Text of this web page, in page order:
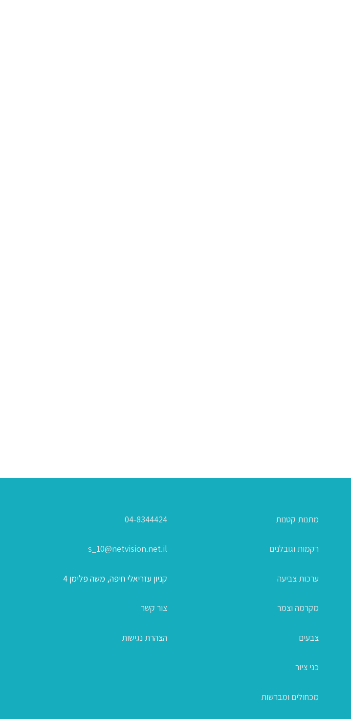
מתנות קטנות
רקמות וגובלנים
ערכות צביעה
מקרמה וצמר
צבעים
כני ציור
מכחולים ומברשות
04-8344424
s_10@netvision.net.il
קניון עזריאלי חיפה, משה פלימן 4
צור קשר
הצהרת נגישות